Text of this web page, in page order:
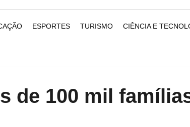
ESPORTES TURISMO CIÊNCIA E
de 100 mil